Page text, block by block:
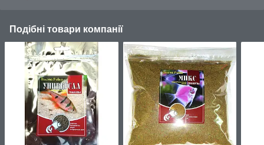
Подібні товари компанії